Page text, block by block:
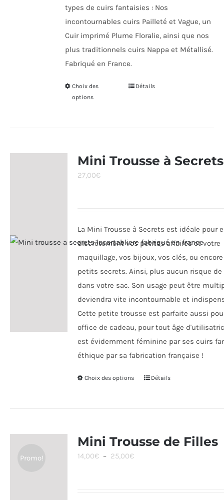
types de cuirs fantaisies : Nos
incontournables cuirs Pailleté et Vague, un
Cuir imprimé Plume Floralie, ainsi que nos
plus traditionnels cuirs Nappa et Métallisé.
Fabriqué en France.
Choix des
options
Ce
Les
sur
la
page
du
produit
Détails
Mini Trousse à Secrets
27,00€
La Mini Trousse à Secrets est idéale pour
discrètement vos petites affaires et votre
maquillage, vos bijoux, vos clés, ou
petits secrets. Ainsi, plus aucun risque de
dans votre sac. Son usage peut être
deviendra vite incontournable et
Cette petite trousse est parfaite aussi
office de cadeau, pour tout âge
est évidemment féminine par ses cuirs
éthique par sa fabrication française !
Choix des options
Ce
variations.
Les
Détails
Promo!
Mini Trousse de Filles
14,00€ – 25,00€Plage